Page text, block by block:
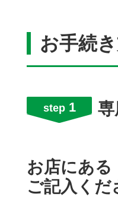
お手続
step1
お店にある
ご記入くだ